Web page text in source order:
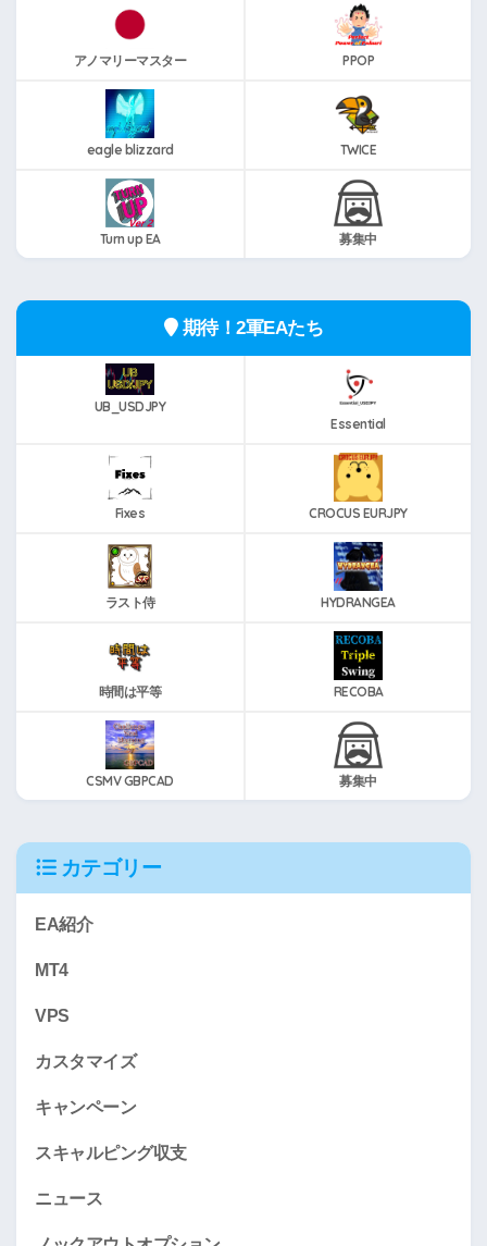
アノマリーマスター PPOP
eagle blizzard TWICE
Turn up EA 募集中
期待！2軍EAたち
UB_USDJPY
Essential
Fixes CROCUS EURJPY
ラスト侍 HYDRANGEA
時間は平等 RECOBA
CSMV GBPCAD 募集中
カテゴリー
EA紹介
MT4
VPS
カスタマイズ
キャンペーン
スキャルピング収支
ニュース